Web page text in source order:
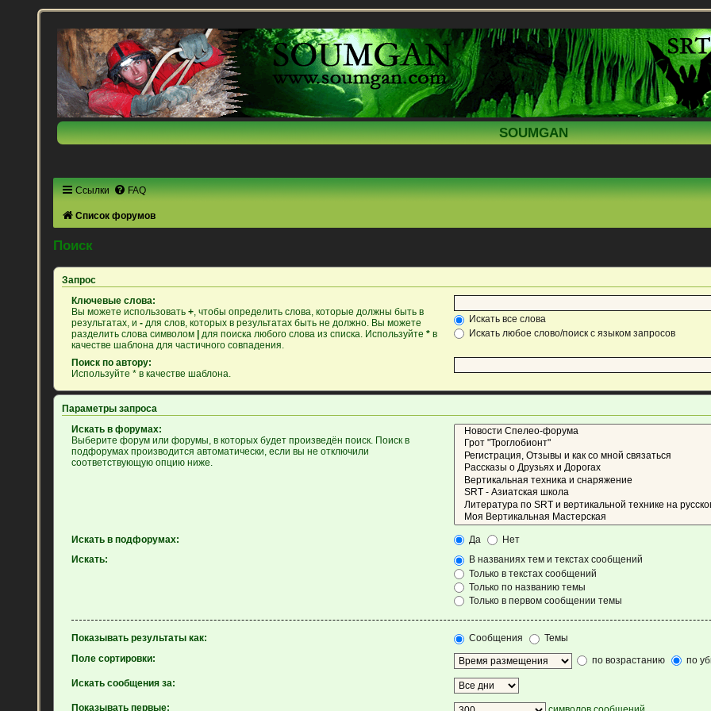
SOUMGAN
Ссылки FAQ
Список форумов
Поиск
Запрос
Ключевые слова:
Вы можете использовать+, чтобы определить слова, которые должны быть в
результатах, и- для слов, которых в результатах быть не должно. Вы можете
разделить слова символом
для поиска любого слова из списка. Используйте* в
качестве шаблона для частичного совпадения.
Искать все слова
Искать любое слово/поиск с языком запросов
Поиск по автору:
Используйте * в качестве шаблона.
Параметры запроса
Искать в форумах:
Выберите форум или форумы, в которых будет произведён поиск. Поиск в
подфорумах производится автоматически, если вы не отключили
соответствующую опцию ниже.
Искать в подфорумах: Да
Нет
Искать:
В названиях тем и текстах сообщений
Только в текстах сообщений
Только по названию темы
Только в первом сообщении темы
Показывать результаты как: Сообщения
Темы
Поле сортировки:
по возрастанию по
Искать сообщения за:
Показывать первые: